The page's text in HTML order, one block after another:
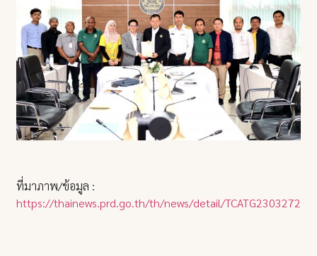
ที่มาภาพ/ข้อมูล :
https://thainews.prd.go.th/th/news/detail/